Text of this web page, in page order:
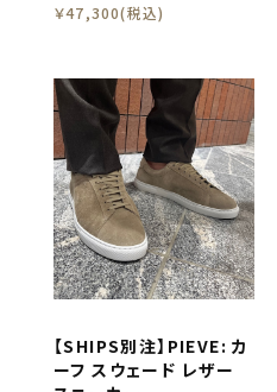
￥47,300(税込)
【SHIPS別注】PIEVE: カ
ーフ スウェード レザー